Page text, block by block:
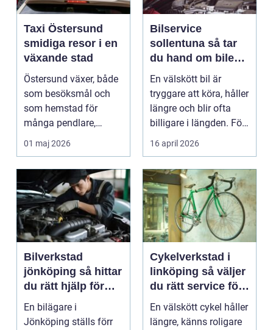
Taxi Östersund
smidiga resor i en
växande stad
Östersund växer, både
som besöksmål och
som hemstad för
många pendlare,
studenter och
företagare. En...
01 maj 2026
Bilservice
sollentuna så tar
du hand om bilen
på ett smart sätt
En välskött bil är
tryggare att köra, håller
längre och blir ofta
billigare i längden. För
många bil...
16 april 2026
Bilverkstad
jönköping så hittar
du rätt hjälp för
bilen
En bilägare i
Jönköping ställs förr
Cykelverkstad i
linköping så väljer
du rätt service för
din cykel
En välskött cykel håller
längre, känns roligare